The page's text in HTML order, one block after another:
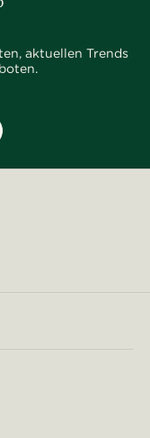
aktuellen Trends